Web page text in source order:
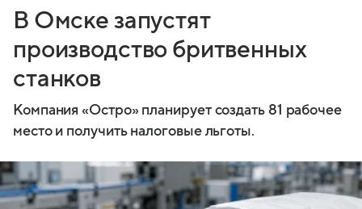
В Омске запустят
производство бритвенных
станков
Компания «Остро» планирует создать 81 рабочее
место и получить налоговые льготы.